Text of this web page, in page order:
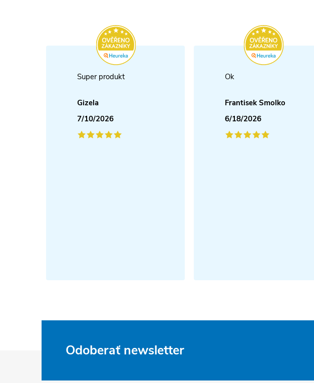
Super produkt
Gizela
7/10/2026
Ok
Frantisek Smolko
6/18/2026
Odoberať newsletter